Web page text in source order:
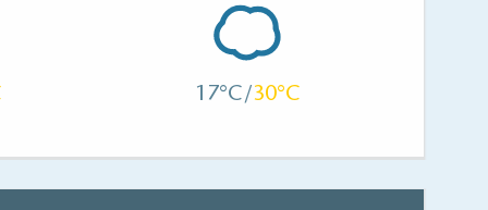
17 30